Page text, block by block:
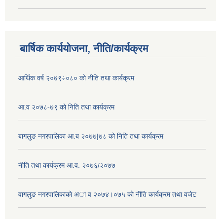
बार्षिक कार्ययोजना, नीति/कार्यक्रम
आर्थिक वर्ष २०७९÷०८० को नीति तथा कार्यक्रम
आ.व २०७८-७९ को निति तथा कार्यक्रम
बागलुङ नगरपालिका आ.ब २०७७|७८ को निति तथा कार्यक्रम
नीति तथा कार्यक्रम आ.व. २०७६/२०७७
वागलुङ नगरपालिकाकाे अा‍ व २०७४।०७५ काे नीति कार्यक्रम तथा वजेट